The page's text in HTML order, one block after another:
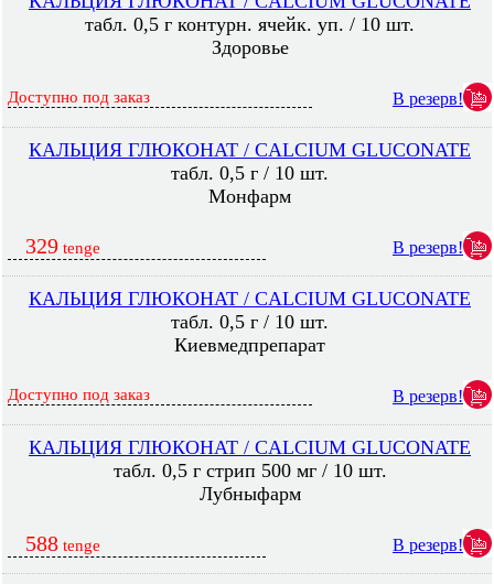
табл. 0,5 г контурн. ячейк. уп. / 10 шт.
Здоровье
Доступно под заказ В резерв!
КАЛЬЦИЯ ГЛЮКОНАТ / CALCIUM GLUCONATE
табл. 0,5 г / 10 шт.
Монфарм
329 tenge В резерв!
КАЛЬЦИЯ ГЛЮКОНАТ / CALCIUM GLUCONATE
табл. 0,5 г / 10 шт.
Киевмедпрепарат
Доступно под заказ В резерв!
КАЛЬЦИЯ ГЛЮКОНАТ / CALCIUM GLUCONATE
табл. 0,5 г стрип 500 мг / 10 шт.
Лубныфарм
588 tenge В резерв!